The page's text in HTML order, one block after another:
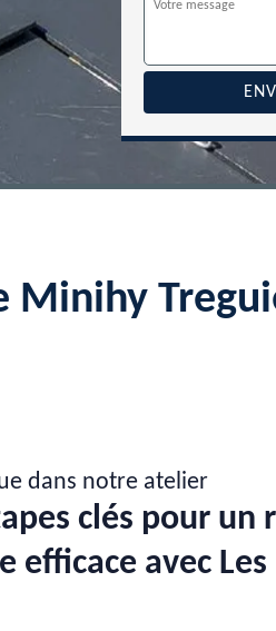
dans notre atelier
clés pour un
efficace avec